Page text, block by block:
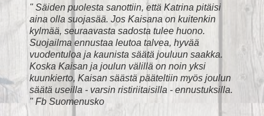
" Säiden puolesta sanottiin, että Katrina pitäisi
aina olla suojasää. Jos Kaisana on kuitenkin
kylmää, seuraavasta sadosta tulee huono.
Suojailma ennustaa leutoa talvea, hyvää
vuodentuloa ja kaunista säätä jouluun saakka.
Koska Kaisan ja joulun välillä on noin yksi
kuunkierto, Kaisan säästä pääteltiin myös joulun
säätä useilla - varsin ristiriitaisilla - ennustuksilla.
" Fb Suomenusko